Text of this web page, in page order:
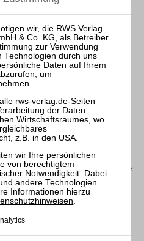
das ggf. noch über die
kann die Zuführung
Rauch, Ruß, Wärme,
ähnliche von einem anderen
insoweit nicht
Benutzung seines
beeinträchtigt. Eine
liegt in der Regel vor, wenn die
festgelegten Grenz-
Vorschriften ermittelten
überschritten werden.
Verwaltungsvorschriften,
.